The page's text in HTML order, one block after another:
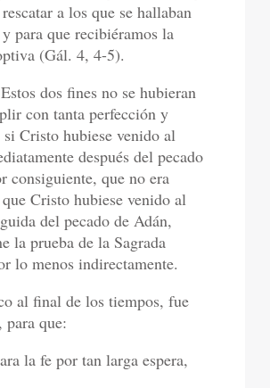
a los que se hallaban
para que recibiéramos la
(Gál. 4, 4-5).
dos fines no se hubieran
con tanta perfección y
Cristo hubiese venido al
después del pecado
consiguiente, que no era
Cristo hubiese venido al
del pecado de Adán,
la prueba de la Sagrada
lo menos indirectamente.
al final de los tiempos, fue
para que:
la fe por tan larga espera,